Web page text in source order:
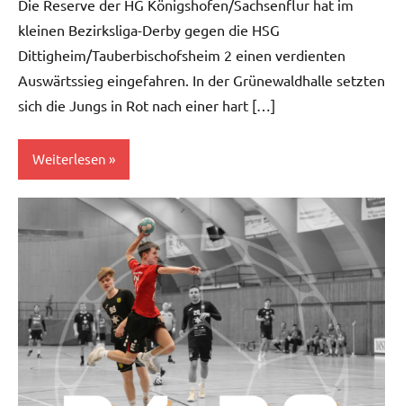
Die Reserve der HG Königshofen/Sachsenflur hat im
kleinen Bezirksliga-Derby gegen die HSG
Dittigheim/Tauberbischofsheim 2 einen verdienten
Auswärtssieg eingefahren. In der Grünewaldhalle setzten
sich die Jungs in Rot nach einer hart […]
Weiterlesen
II